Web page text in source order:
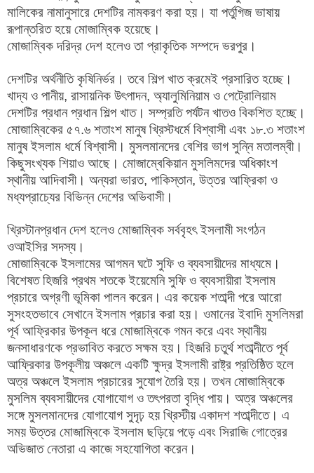
মালিকের নামানুসারে দেশটির নামকরণ করা হয়। যা পর্তুগিজ ভাষায়
রূপান্তরিত হয়ে মোজাম্বিক হয়েছে।
মোজাম্বিক দরিদ্র দেশ হলেও তা প্রাকৃতিক সম্পদে ভরপুর।
দেশটির অর্থনীতি কৃষিনির্ভর। তবে শিল্প খাত ক্রমেই প্রসারিত হচ্ছে।
খাদ্য ও পানীয়, রাসায়নিক উৎপাদন, অ্যালুমিনিয়াম ও পেট্রোলিয়াম
দেশটির প্রধান প্রধান শিল্প খাত। সম্প্রতি পর্যটন খাতও বিকশিত হচ্ছে।
মোজাম্বিকের ৫৭.৬ শতাংশ মানুষ খ্রিস্টধর্মে বিশ্বাসী এবং ১৮.৩ শতাংশ
মানুষ ইসলাম ধর্মে বিশ্বাসী। মুসলমানদের বেশির ভাগ সুন্নি মতালম্বী।
কিছুসংখ্যক শিয়াও আছে। মোজাম্বেকিয়ান মুসলিমদের অধিকাংশ
স্থানীয় আদিবাসী। অন্যরা ভারত, পাকিস্তান, উত্তর আফ্রিকা ও
মধ্যপ্রাচ্যের বিভিন্ন দেশের অভিবাসী।
খ্রিস্টানপ্রধান দেশ হলেও মোজাম্বিক সর্ববৃহৎ ইসলামী সংগঠন
ওআইসির সদস্য।
মোজাম্বিকে ইসলামের আগমন ঘটে সুফি ও ব্যবসায়ীদের মাধ্যমে।
বিশেষত হিজরি প্রথম শতকে ইয়েমেনি সুফি ও ব্যবসায়ীরা ইসলাম
প্রচারে অগ্রণী ভূমিকা পালন করেন। এর কয়েক শতাব্দী পরে আরো
সুসংহতভাবে সেখানে ইসলাম প্রচার করা হয়। ওমানের ইবাদি মুসলিমরা
পূর্ব আফ্রিকার উপকূল ধরে মোজাম্বিকে গমন করে এবং স্থানীয়
জনসাধারণকে প্রভাবিত করতে সক্ষম হয়। হিজরি চতুর্থ শতাব্দীতে পূর্ব
আফ্রিকার উপকূলীয় অঞ্চলে একটি ক্ষুদ্র ইসলামী রাষ্ট্র প্রতিষ্ঠিত হলে
অত্র অঞ্চলে ইসলাম প্রচারের সুযোগ তৈরি হয়। তখন মোজাম্বিকে
মুসলিম ব্যবসায়ীদের যোগাযোগ ও তৎপরতা বৃদ্ধি পায়। অত্র অঞ্চলের
সঙ্গে মুসলমানদের যোগাযোগ সুদৃঢ় হয় খ্রিস্টীয় একাদশ শতাব্দীতে। এ
সময় উত্তর মোজাম্বিকে ইসলাম ছড়িয়ে পড়ে এবং সিরাজি গোত্রের
অভিজাত নেতারা এ কাজে সহযোগিতা করেন।